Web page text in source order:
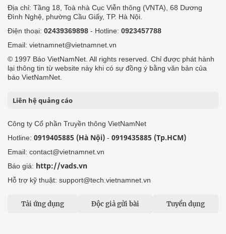
Địa chỉ: Tầng 18, Toà nhà Cục Viễn thông (VNTA), 68 Dương
Đình Nghệ, phường Cầu Giấy, TP. Hà Nội.
Điện thoại: 02439369898 - Hotline: 0923457788
Email: vietnamnet@vietnamnet.vn
© 1997 Báo VietNamNet. All rights reserved. Chỉ được phát hành
lại thông tin từ website này khi có sự đồng ý bằng văn bản của
báo VietNamNet.
Liên hệ quảng cáo
Công ty Cổ phần Truyền thông VietNamNet
Hotline: 0919405885 (Hà Nội) - 0919435885 (Tp.HCM)
Email: contact@vietnamnet.vn
Báo giá: http://vads.vn
Hỗ trợ kỹ thuật: support@tech.vietnamnet.vn
Tải ứng dụng Độc giả gửi bài Tuyển dụng